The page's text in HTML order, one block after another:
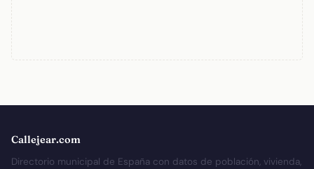
Callejear.com
Directorio municipal de España con datos de población, vivienda,